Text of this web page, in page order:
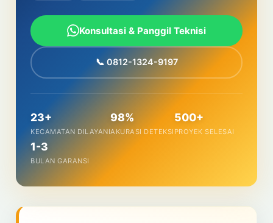
Konsultasi & Panggil Teknisi
📞 0812-1324-9197
23+
KECAMATAN DILAYANI
98%
AKURASI DETEKSI
500+
PROYEK SELESAI
1-3
BULAN GARANSI